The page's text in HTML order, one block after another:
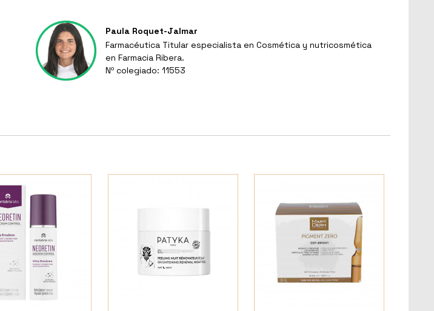
Paula Roquet-Jalmar
Farmacéutica Titular especialista en Cosmética y nutricosmética
en Farmacia Ribera.
Nº colegiado: 11553